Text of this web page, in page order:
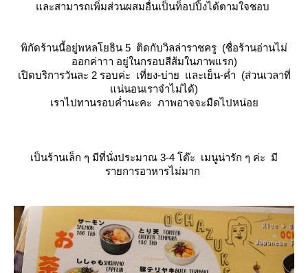
ละสามารถเพิ่มส่วนผสมอื่นเป็นท็อปปิ้งได้ตามใจชอบ
พิกัดร้านนี้อยู่พหลโยธิน 5 ติดกับวิลล่าราชครู (ชื่อร้านอ่านไม่
ออกค่าาา อยู่ในกรอบสีส้มในภาพแรก)
เปิดบริการวันละ 2 รอบค่ะ เที่ยง-บ่าย และเย็น-ค่ำ (ส่วนเวลาที่
น่นอนเราจำไม่ได้)
เราไปทานรอบค่ำนะคะ ภาพอาจจะมืดไปหน่อ
เป็นร้านเล็ก ๆ มีที่นั่งประมาณ 3-4 โต๊ะ เมนูน่ารัก ๆ ค่ะ มี
รายการอาหารไม่มาก